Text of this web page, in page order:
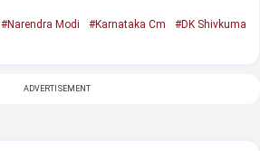
#Narendra Modi #Karnataka Cm
#DK Shivkuma
ADVERTISEMENT